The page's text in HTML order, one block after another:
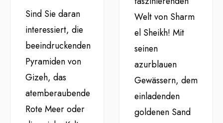
Welt von Sharm
el Sheikh! Mit
seinen
azurblauen
Gewässern, dem
einladenden
goldenen Sand
Sind Sie daran
interessiert, die
beeindruckenden
Pyramiden von
Gizeh, das
atemberaubende
Rote Meer oder